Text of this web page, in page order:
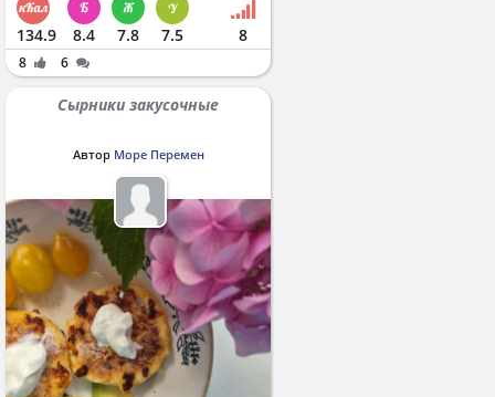
134.9 8.4 7.8 7.5 8
8 6
Сырники закусочные
Автор Море Перемен